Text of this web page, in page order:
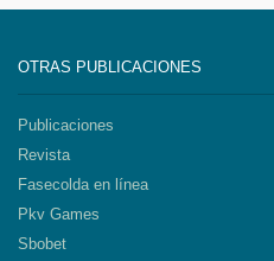
OTRAS PUBLICACIONES
Publicaciones
Revista
Fasecolda en línea
Pkv Games
Sbobet